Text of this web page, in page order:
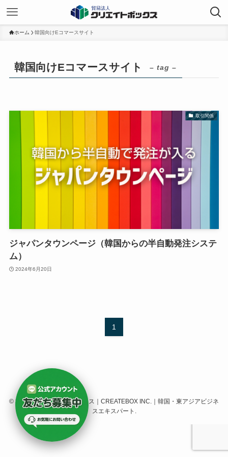
ホーム 韓国向けEコマースサイト
韓国向けEコマースサイト – tag –
取引関係
ジャパンタウンページ（韓国からの半自動発注システ
ム）
2024年6月20日
1
© 株式会社クリエイトボックス｜CREATEBOX INC.｜韓国・東アジアビジネ
スエキスパート.